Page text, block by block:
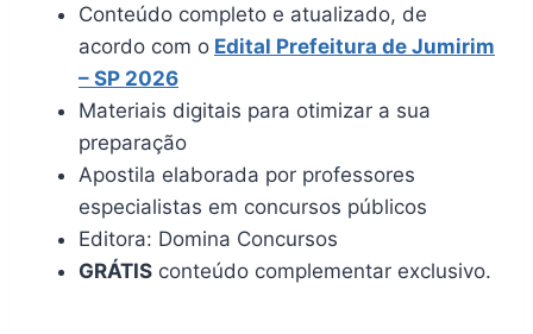
Conteúdo completo e atualizado, de
acordo com o Edital Prefeitura de Jumirim
– SP 2026
Materiais digitais para otimizar a sua
preparação
Apostila elaborada por professores
especialistas em concursos públicos
Editora: Domina Concursos
GRÁTIS conteúdo complementar exclusivo.